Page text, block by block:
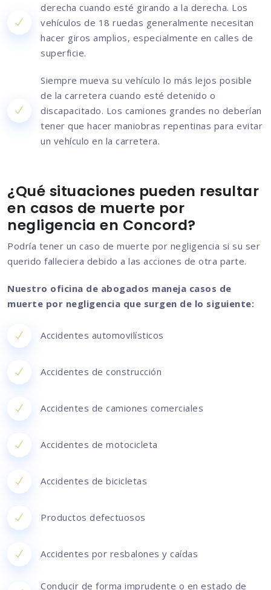
derecha cuando esté girando a la derecha. Los
vehículos de 18 ruedas generalmente necesitan
hacer giros amplios, especialmente en calles de
superficie.
Siempre mueva su vehículo lo más lejos posible
de la carretera cuando esté detenido o
discapacitado. Los camiones grandes no deberían
tener que hacer maniobras repentinas para evitar
un vehículo en la carretera.
¿Qué situaciones pueden resultar
en casos de muerte por
negligencia en Concord?
Podría tener un caso de muerte por negligencia si su ser
querido falleciera debido a las acciones de otra parte.
Nuestro oficina de abogados maneja casos de
muerte por negligencia que surgen de lo siguiente:
Accidentes automovilísticos
Accidentes de construcción
Accidentes de camiones comerciales
Accidentes de motocicleta
Accidentes de bicicletas
Productos defectuosos
Accidentes por resbalones y caídas
Conducir de forma imprudente o en estado de